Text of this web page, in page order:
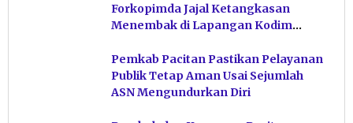
Forkopimda Jajal Ketangkasan
Menembak di Lapangan Kodim
Pemkab Pacitan Pastikan Pelayanan
Publik Tetap Aman Usai Sejumlah
ASN Mengundurkan Diri